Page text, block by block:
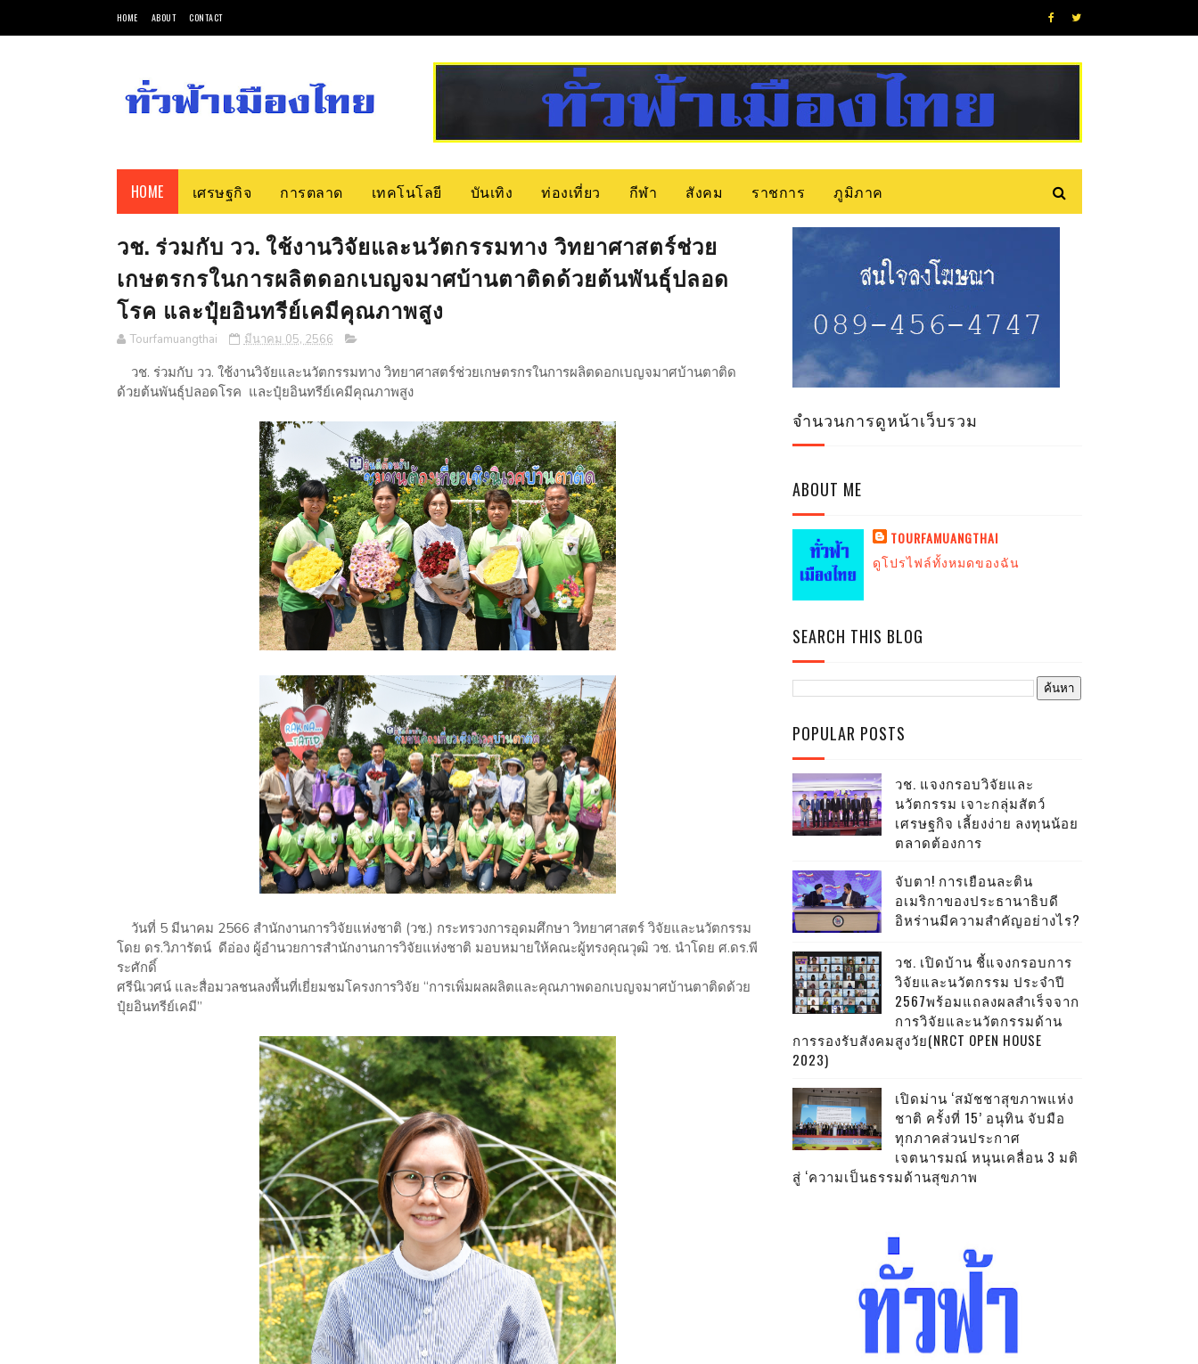
HOME ABOUT CONTACT
HOME เศรษฐกิจ การตลาด เทคโนโลยี บันเทิง ท่องเที่ยว กีฬา สังคม ราชการ ภูมิภาค
วช. ร่วมกับ วว. ใช้งานวิจัยและนวัตกรรมทาง วิทยาศาสตร์ช่วย
เกษตรกรในการผลิตดอกเบญจมาศบ้านตาติดด้วยต้นพันธุ์ปลอด
โรค และปุ๋ยอินทรีย์เคมีคุณภาพสูง
Tourfamuangthai มีนาคม 05, 2566
วช. ร่วมกับ วว. ใช้งานวิจัยและนวัตกรรมทาง วิทยาศาสตร์ช่วยเกษตรกรในการผลิตดอกเบญจมาศบ้านตาติด
ด้วยต้นพันธุ์ปลอดโรค และปุ๋ยอินทรีย์เคมีคุณภาพสูง
วันที่ 5 มีนาคม 2566 สำนักงานการวิจัยแห่งชาติ (วช.) กระทรวงการอุดมศึกษา วิทยาศาสตร์ วิจัยและนวัตกรรม
โดย ดร.วิภารัตน์ ดีอ่อง ผู้อำนวยการสำนักงานการวิจัยแห่งชาติ มอบหมายให้คณะผู้ทรงคุณวุฒิ วช. นำโดย ศ.ดร.พี
ระศักดิ์
ศรีนิเวศน์ และสื่อมวลชนลงพื้นที่เยี่ยมชมโครงการวิจัย “การเพิ่มผลผลิตและคุณภาพดอกเบญจมาศบ้านตาติดด้วย
ปุ๋ยอินทรีย์เคมี”
จำนวนการดูหน้าเว็บรวม
ABOUT ME
TOURFAMUANGTHAI
ดูโปรไฟล์ทั้งหมดของฉัน
SEARCH THIS BLOG
POPULAR POSTS
วช. แจงกรอบวิจัยและ
นวัตกรรม เจาะกลุ่มสัตว์
เศรษฐกิจ เลี้ยงง่าย ลงทุนน้อย
ตลาดต้องการ
จับตา! การเยือนละติน
อเมริกาของประธานาธิบดี
อิหร่านมีความสำคัญอย่างไร?
วช. เปิดบ้าน ชี้แจงกรอบการ
วิจัยและนวัตกรรม ประจำปี
2567พร้อมแถลงผลสำเร็จจาก
การวิจัยและนวัตกรรมด้าน
การรองรับสังคมสูงวัย(NRCT OPEN HOUSE
2023)
เปิดม่าน ‘สมัชชาสุขภาพแห่ง
ชาติ ครั้งที่ 15’ อนุทิน จับมือ
ทุกภาคส่วนประกาศ
เจตนารมณ์ หนุนเคลื่อน 3 มติ
สู่ ‘ความเป็นธรรมด้านสุขภาพ